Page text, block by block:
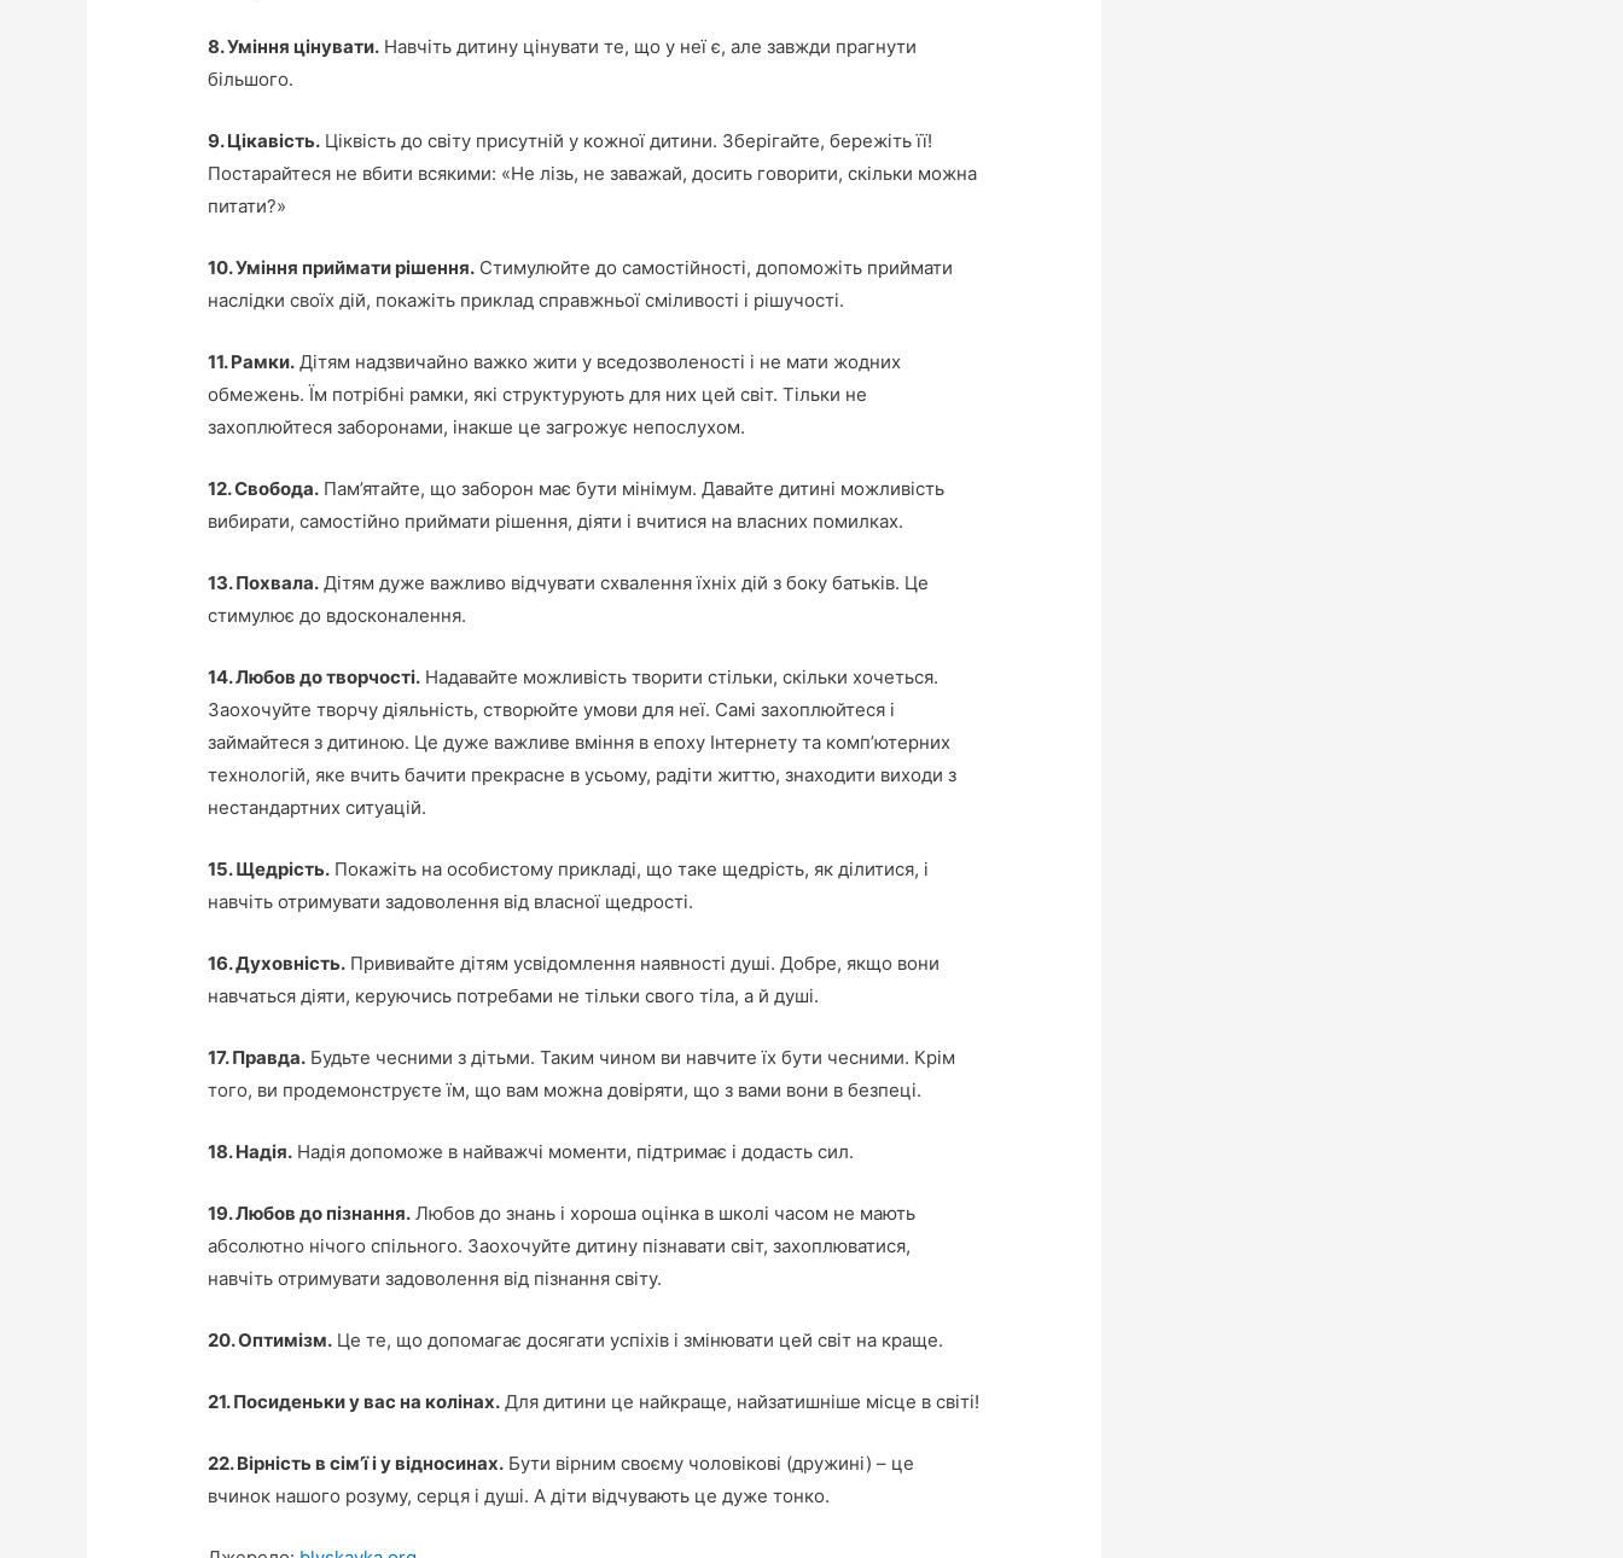
8. Уміння цінувати. Навчіть дитину цінувати те, що у неї є, але завжди прагнути
більшого.
9. Цікавість. Ціквість до світу присутній у кожної дитини. Зберігайте, бережіть її!
Постарайтеся не вбити всякими: «Не лізь, не заважай, досить говорити, скільки можна
питати?»
10. Уміння приймати рішення. Стимулюйте до самостійності, допоможіть приймати
наслідки своїх дій, покажіть приклад справжньої сміливості і рішучості.
11. Рамки. Дітям надзвичайно важко жити у вседозволеності і не мати жодних
обмежень. Їм потрібні рамки, які структурують для них цей світ. Тільки не
захоплюйтеся заборонами, інакше це загрожує непослухом.
12. Свобода. Пам’ятайте, що заборон має бути мінімум. Давайте дитині можливість
вибирати, самостійно приймати рішення, діяти і вчитися на власних помилках.
13. Похвала. Дітям дуже важливо відчувати схвалення їхніх дій з боку батьків. Це
стимулює до вдосконалення.
14. Любов до творчості. Надавайте можливість творити стільки, скільки хочеться.
Заохочуйте творчу діяльність, створюйте умови для неї. Самі захоплюйтеся і
займайтеся з дитиною. Це дуже важливе вміння в епоху Інтернету та комп’ютерних
технологій, яке вчить бачити прекрасне в усьому, радіти життю, знаходити виходи з
нестандартних ситуацій.
15. Щедрість. Покажіть на особистому прикладі, що таке щедрість, як ділитися, і
навчіть отримувати задоволення від власної щедрості.
16. Духовність. Прививайте дітям усвідомлення наявності душі. Добре, якщо вони
навчаться діяти, керуючись потребами не тільки свого тіла, а й душі.
17. Правда. Будьте чесними з дітьми. Таким чином ви навчите їх бути чесними. Крім
того, ви продемонструєте їм, що вам можна довіряти, що з вами вони в безпеці.
18. Надія. Надія допоможе в найважчі моменти, підтримає і додасть сил.
19. Любов до пізнання. Любов до знань і хороша оцінка в школі часом не мають
абсолютно нічого спільного. Заохочуйте дитину пізнавати світ, захоплюватися,
навчіть отримувати задоволення від пізнання світу.
20. Оптимізм. Це те, що допомагає досягати успіхів і змінювати цей світ на краще.
21. Посиденьки у вас на колінах. Для дитини це найкраще, найзатишніше місце в світі!
22. Вірність в сім’ї і у відносинах. Бути вірним своєму чоловікові (дружині) – це
вчинок нашого розуму, серця і душі. А діти відчувають це дуже тонко.